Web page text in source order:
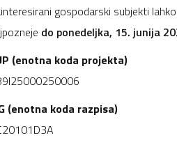
gospodarski subjekti
do ponedeljka, 15. junija
(enotna koda projekta)
(enotna koda razpisa)